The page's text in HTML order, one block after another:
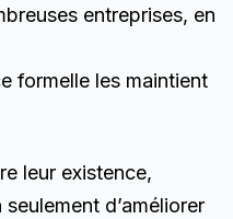
entreprises, en
formelle les maintient
leur existence,
d’améliorer